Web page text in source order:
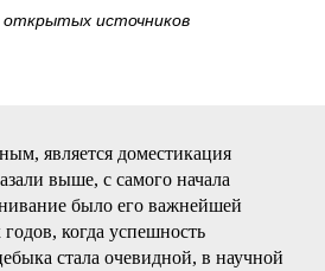
источников
является доместикация
выше, с самого начала
было его важнейшей
когда успешность
стала очевидной, в научной